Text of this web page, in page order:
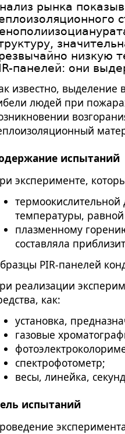
рынка
низкую
панелей: они
известно, выделение
людей при
испытаний
эксперименте,
термоокислительной
температуры,
плазменному
составляла
PIR-панелей
реализации
как:
установка,
газовые
спектрофотометр;
весы, линейка,
испытаний